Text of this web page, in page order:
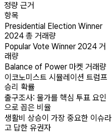
정량 근거
항목
Presidential Election Winner
2024 총 거래량
Popular Vote Winner 2024 거
래량
Balance of Power 마켓 거래량
이코노미스트 시뮬레이션 트럼프
승리 확률
출구조사: 물가를 핵심 투표 요인
으로 꼽은 비율
생활비 상승이 가장 중요한 이슈라
고 답한 유권자